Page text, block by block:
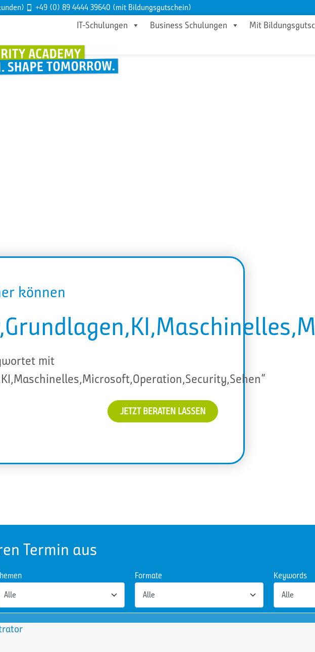
+49 (0) 89 4444 39640 (mit Bildungsgutschein)
IT-Schulungen Business Schulungen Mit
können
mit
JETZT BERATEN LASSEN
Termin aus
Formate Keywords